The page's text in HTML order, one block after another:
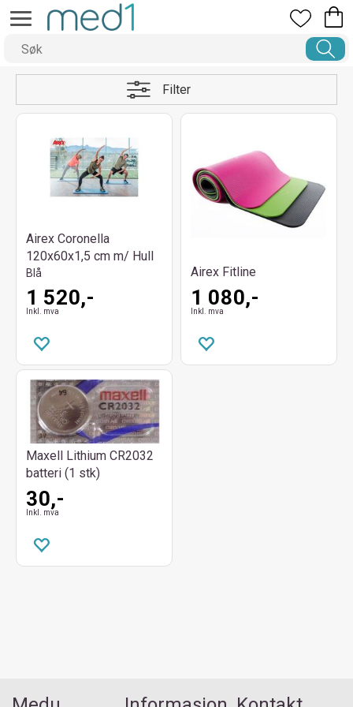
Filter
Airex Coronella
120x60x1,5 cm m/ Hull
Blå
1 520,-
Inkl. mva
Airex Fitline
1 080,-
Inkl. mva
Maxell Lithium CR2032
batteri (1 stk)
30,-
Inkl. mva